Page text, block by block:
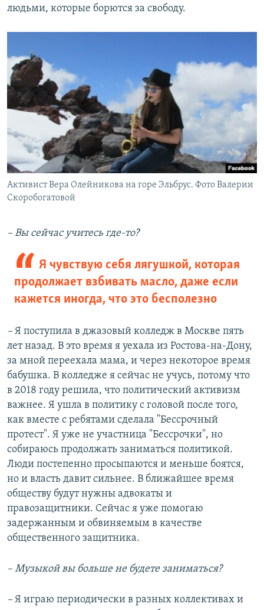
людьми, которые борются за свободу.
Активист Вера Олейникова на горе Эльбрус. Фото Валерии
Скоробогатовой
– Вы сейчас учитесь где-то?
Я чувствую себя лягушкой, которая
продолжает взбивать масло, даже если
кажется иногда, что это бесполезно
– Я поступила в джазовый колледж в Москве пять
лет назад. В это время я уехала из Ростова-на-Дону,
за мной переехала мама, и через некоторое время
бабушка. В колледже я сейчас не учусь, потому что
в 2018 году решила, что политический активизм
важнее. Я ушла в политику с головой после того,
как вместе с ребятами сделала "Бессрочный
протест". Я уже не участница "Бессрочки", но
собираюсь продолжать заниматься политикой.
Люди постепенно просыпаются и меньше боятся,
но и власть давит сильнее. В ближайшее время
обществу будут нужны адвокаты и
правозащитники. Сейчас я уже помогаю
задержанным и обвиняемым в качестве
общественного защитника.
– Музыкой вы больше не будете заниматься?
– Я играю периодически в разных коллективах и